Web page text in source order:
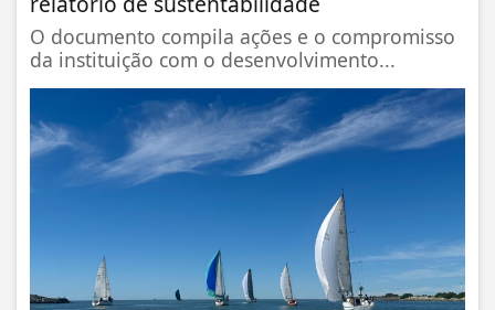
O documento compila ações e o compromisso
da instituição com o desenvolvimento...